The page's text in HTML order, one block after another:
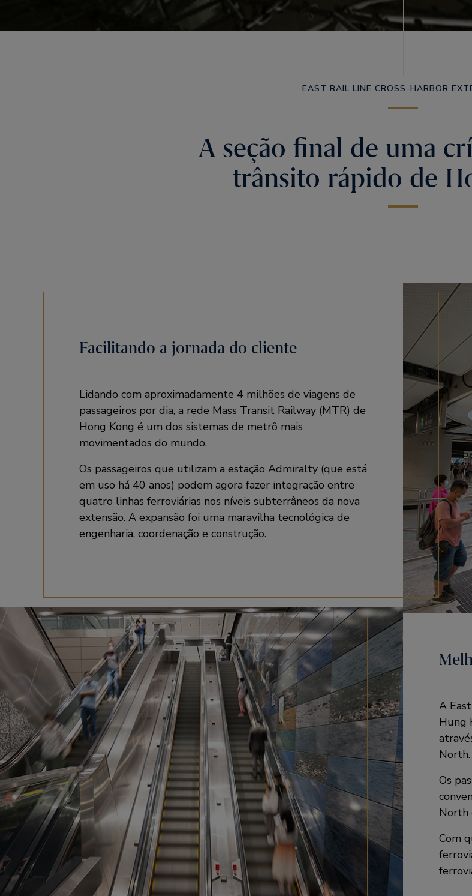
EAST RAIL LINE CROSS-HARBOR
A seção final de uma
trânsito rápido de
Facilitando a jornada do cliente
Lidando com aproximadamente 4 milhões de viagens de
passageiros por dia, a rede Mass Transit Railway (MTR) de
Hong Kong é um dos sistemas de metrô mais
movimentados do mundo.
Os passageiros que utilizam a estação Admiralty (que está
em uso há 40 anos) podem agora fazer integração entre
quatro linhas ferroviárias nos níveis subterrâneos da nova
extensão. A expansão foi uma maravilha tecnológica de
engenharia, coordenação e construção.
A
Hung
North.
Os
North
Com